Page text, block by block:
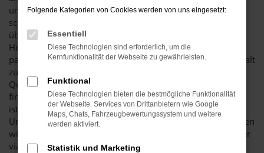
unserer Familie. Wir sind ein Mehrmarkenhandel und
schwören sowohl auf VW als auch auf einige andere
überzeugende Hersteller. Der Grund für diese
Herangehensweise liegt in der Möglichkeit, durchweg das
passende Fahrzeuge für Sie bereitzustellen und Ihnen Vielfalt
zu bieten. Das A und O unserer Arbeit ist eine hohe
Qualifikation und die Liebe zum Beruf. Als Experte für VW
finden Sie uns an verschiedenen Standorten und erst 2018
ist ein Neubau hinzugekommen. Aktuell existiert unser
Unternehmen an fünf Standorten und natürlich beantworten
wir all Ihre Fragen rund um VW gerne auch telefonisch oder
via Internet. Auf uns ist Verlass.
Folgende Kategorien von Cookies werden von uns eingesetzt:
Essentiell
Diese Technologien sind erforderlich, um die
Kernfunktionalität der Webseite zu gewährleisten.
Funktional
Diese Technologien bieten die bestmögliche Funktionalität
der Webseite. Services von Drittanbietern wie Google
Maps, Chats, Fahrzeugbewertungssystem und weitere
werden aktiviert.
Statistik und Marketing